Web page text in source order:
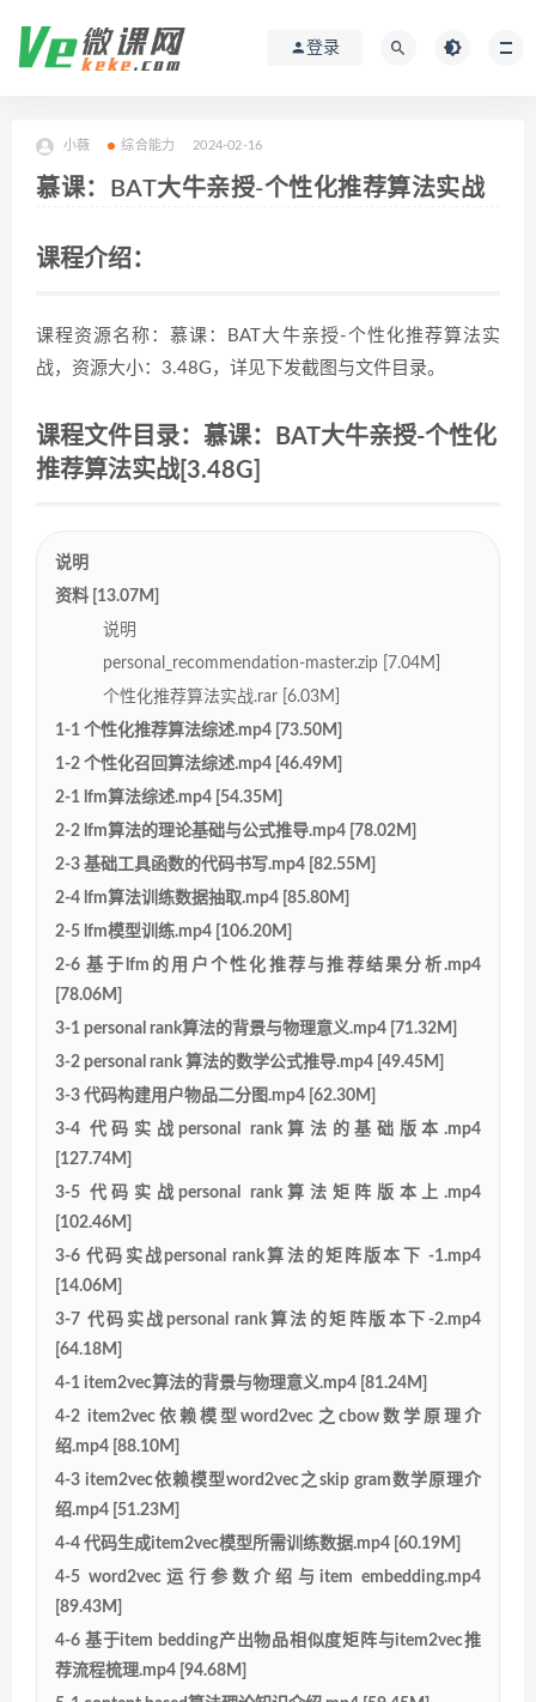
登录
小薇 综合能力 2024-02-16
慕课：BAT大牛亲授-个性化推荐算法实战
课程介绍：
课程资源名称：慕课：BAT大牛亲授-个性化推荐算法实
战，资源大小：3.48G，详见下发截图与文件目录。
课程文件目录：慕课：BAT大牛亲授-个性化
推荐算法实战[3.48G]
说明
资料 [13.07M]
说明
personal_recommendation-master.zip [7.04M]
个性化推荐算法实战.rar [6.03M]
1-1 个性化推荐算法综述.mp4 [73.50M]
1-2 个性化召回算法综述.mp4 [46.49M]
2-1 lfm算法综述.mp4 [54.35M]
2-2 lfm算法的理论基础与公式推导.mp4 [78.02M]
2-3 基础工具函数的代码书写.mp4 [82.55M]
2-4 lfm算法训练数据抽取.mp4 [85.80M]
2-5 lfm模型训练.mp4 [106.20M]
2-6 基于lfm的用户个性化推荐与推荐结果分析.mp4
[78.06M]
3-1 personal rank算法的背景与物理意义.mp4 [71.32M]
3-2 personal rank 算法的数学公式推导.mp4 [49.45M]
3-3 代码构建用户物品二分图.mp4 [62.30M]
3-4 代码实战personal rank算法的基础版本.mp4
[127.74M]
3-5 代码实战personal rank算法矩阵版本上.mp4
[102.46M]
3-6 代码实战personal rank算法的矩阵版本下 -1.mp4
[14.06M]
3-7 代码实战personal rank算法的矩阵版本下-2.mp4
[64.18M]
4-1 item2vec算法的背景与物理意义.mp4 [81.24M]
4-2 item2vec依赖模型word2vec之cbow数学原理介
绍.mp4 [88.10M]
4-3 item2vec依赖模型word2vec之skip gram数学原理介
绍.mp4 [51.23M]
4-4 代码生成item2vec模型所需训练数据.mp4 [60.19M]
4-5 word2vec运行参数介绍与item embedding.mp4
[89.43M]
4-6 基于item bedding产出物品相似度矩阵与item2vec推
荐流程梳理.mp4 [94.68M]